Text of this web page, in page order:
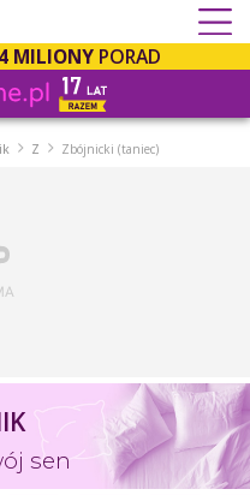
4 MILIONY PORAD
Z Zbójnicki (taniec)
sen